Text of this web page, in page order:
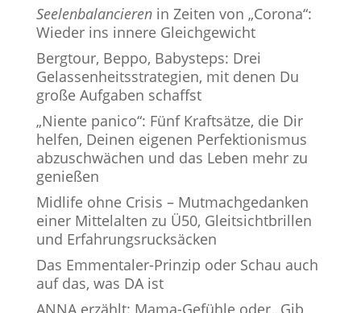
Seelenbalancierenin Zeiten von „Corona“:
Wieder ins innere Gleichgewicht
Bergtour, Beppo, Babysteps: Drei
Gelassenheitsstrategien, mit denen Du
große Aufgaben schaffst
„Niente panico“: Fünf Kraftsätze, die Dir
helfen, Deinen eigenen Perfektionismus
abzuschwächen und das Leben mehr zu
genießen
Midlife ohne Crisis – Mutmachgedanken
einer Mittelalten zu Ü50, Gleitsichtbrillen
und Erfahrungsrucksäcken
Das Emmentaler-Prinzip oder Schau auch
auf das, was DA ist
ANNA erzählt: Mama-Gefühle oder „Gib